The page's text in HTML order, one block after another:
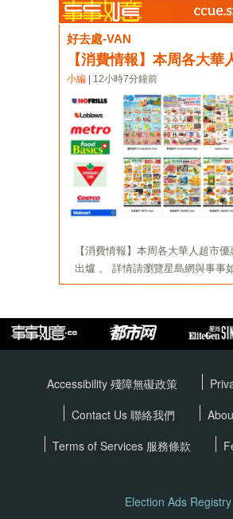
Accessibility 殘障無礙政策
Contact Us 聯絡我們
Terms of Services 服務條款
Election Ads Registry